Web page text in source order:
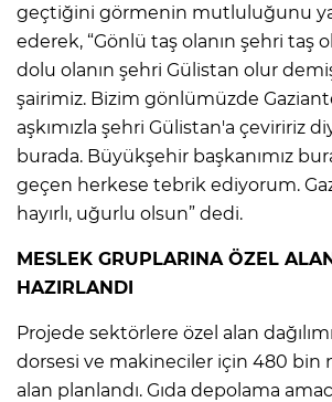
geçtiğini görmenin mutluluğunu
ederek, “Gönlü taş olanın şehri taş
dolu olanın şehri Gülistan olur
şairimiz. Bizim gönlümüzde
aşkımızla şehri Gülistan'a çeviririz
burada. Büyükşehir başkanımız
geçen herkese tebrik ediyorum.
hayırlı, uğurlu olsun” dedi.
MESLEK GRUPLARINA ÖZEL
HAZIRLANDI
Projede sektörlere özel alan dağılımı
dorsesi ve makineciler için 480 bin
alan planlandı. Gıda depolama